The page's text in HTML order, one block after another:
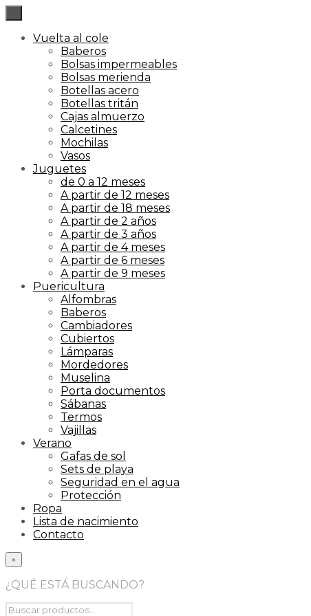
Vuelta al cole
Baberos
Bolsas impermeables
Bolsas merienda
Botellas acero
Botellas tritán
Cajas almuerzo
Calcetines
Mochilas
Vasos
Juguetes
de 0 a 12 meses
A partir de 12 meses
A partir de 18 meses
A partir de 2 años
A partir de 3 años
A partir de 4 meses
A partir de 6 meses
A partir de 9 meses
Puericultura
Alfombras
Baberos
Cambiadores
Cubiertos
Lámparas
Mordedores
Muselina
Porta documentos
Sábanas
Termos
Vajillas
Verano
Gafas de sol
Sets de playa
Seguridad en el agua
Protección
Ropa
Lista de nacimiento
Contacto
×
¿QUÉ ESTÁ BUSCANDO?